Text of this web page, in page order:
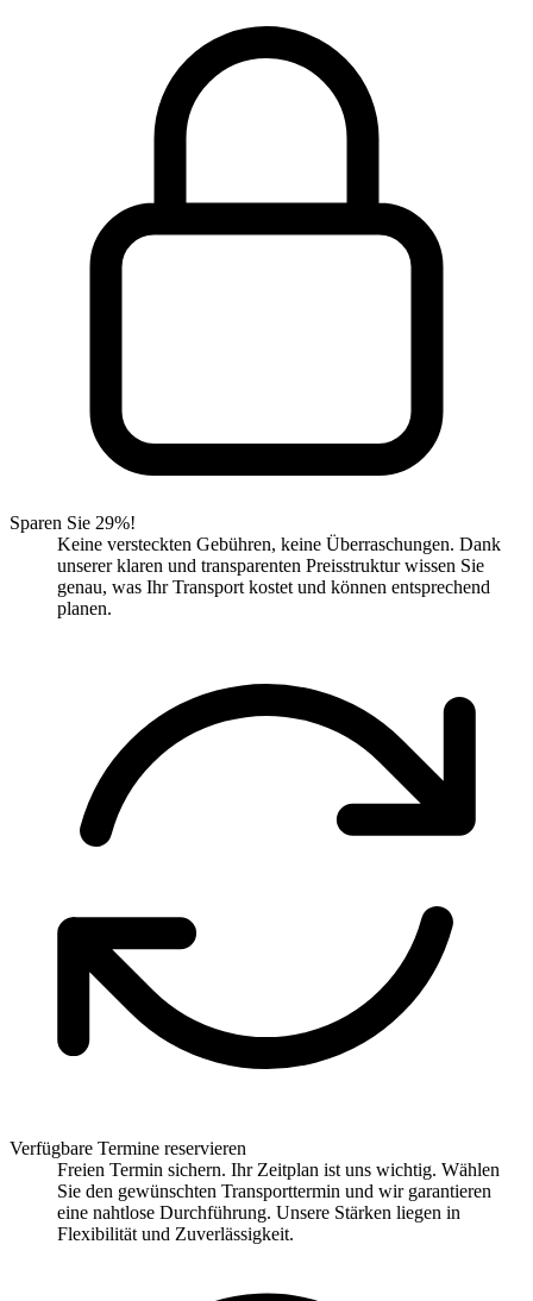
Sparen Sie 29%!
Keine versteckten Gebühren, keine Überraschungen. Dank
unserer klaren und transparenten Preisstruktur wissen Sie
genau, was Ihr Transport kostet und können entsprechend
planen.
Verfügbare Termine reservieren
Freien Termin sichern. Ihr Zeitplan ist uns wichtig. Wählen
Sie den gewünschten Transporttermin und wir garantieren
eine nahtlose Durchführung. Unsere Stärken liegen in
Flexibilität und Zuverlässigkeit.